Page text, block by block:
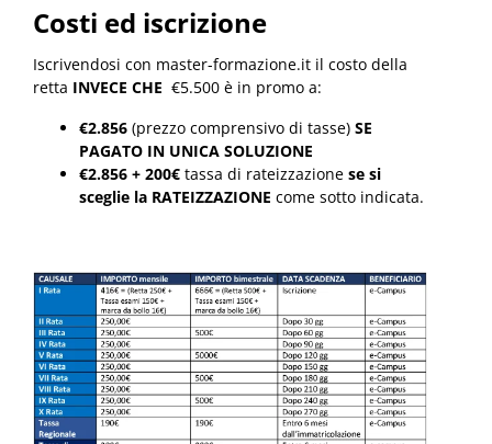
Costi ed iscrizione
Iscrivendosi con master-formazione.it il costo della
retta INVECE CHE €5.500 è in promo a:
€2.856 (prezzo comprensivo di tasse) SE
PAGATO IN UNICA SOLUZIONE
€2.856 + 200€ tassa di rateizzazione se si
sceglie la RATEIZZAZIONE come sotto indicata.